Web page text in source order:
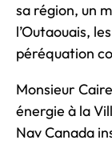
sa région, un
l’Outaouais,
péréquation
Monsieur
énergie à la
Nav Canada